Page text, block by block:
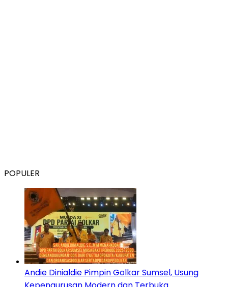
POPULER
Andie Dinialdie Pimpin Golkar Sumsel, Usung